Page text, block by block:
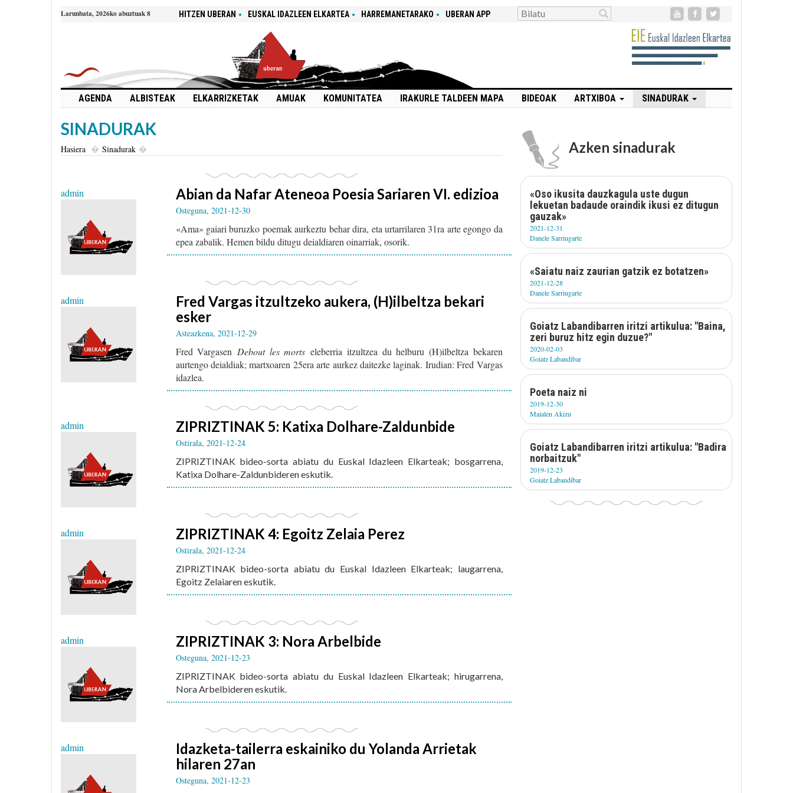
Larunbata, 2026ko abuztuak 8 HITZEN UBERAN EUSKAL IDAZLEEN ELKARTEA HARREMANETARAKO UBERAN APP
AGENDA ALBISTEAK ELKARRIZKETAK AMUAK KOMUNITATEA IRAKURLE TALDEEN MAPA BIDEOAK ARTXIBOA SINADURAK
SINADURAK
Hasiera Sinadurak
admin Abian da Nafar Ateneoa Poesia Sariaren VI. edizioa
Osteguna, 2021-12-30
«Ama» gaiari buruzko poemak aurkeztu behar dira, eta urtarrilaren 31ra arte egongo da
epea zabalik. Hemen bildu ditugu deialdiaren oinarriak, osorik.
admin
Fred Vargas itzultzeko aukera, (H)ilbeltza bekari
esker
Asteazkena, 2021-12-29
Fred Vargasen Debout les morts eleberria itzultzea du helburu (H)ilbeltza bekaren
aurtengo deialdiak; martxoaren 25era arte aurkez daitezke laginak. Irudian: Fred Vargas
idazlea.
admin ZIPRIZTINAK 5: Katixa Dolhare-Zaldunbide
Ostirala, 2021-12-24
ZIPRIZTINAK bideo-sorta abiatu du Euskal Idazleen Elkarteak; bosgarrena,
Katixa Dolhare-Zaldunbideren eskutik.
admin ZIPRIZTINAK 4: Egoitz Zelaia Perez
Ostirala, 2021-12-24
ZIPRIZTINAK bideo-sorta abiatu du Euskal Idazleen Elkarteak; laugarrena,
Egoitz Zelaiaren eskutik.
admin ZIPRIZTINAK 3: Nora Arbelbide
Osteguna, 2021-12-23
ZIPRIZTINAK bideo-sorta abiatu du Euskal Idazleen Elkarteak; hirugarrena,
Nora Arbelbideren eskutik.
admin
Idazketa-tailerra eskainiko du Yolanda Arrietak
hilaren 27an
Osteguna, 2021-12-23
Azken sinadurak
«Oso ikusita dauzkagula uste dugun
lekuetan badaude oraindik ikusi ez ditugun
gauzak»
2021-12-31
Danele Sarriugarte
«Saiatu naiz zaurian gatzik ez botatzen»
2021-12-28
Danele Sarriugarte
Goiatz Labandibarren iritzi artikulua: "Baina,
zeri buruz hitz egin duzue?"
2020-02-03
Goiatz Labandibar
Poeta naiz ni
2019-12-30
Maialen Akizu
Goiatz Labandibarren iritzi artikulua: "Badira
norbaitzuk"
2019-12-23
Goiatz Labandibar